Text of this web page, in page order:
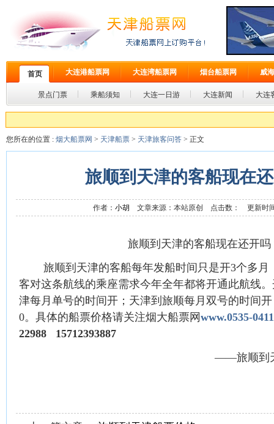
首页 大连港船票网 大连湾船票网 烟台船票网 威
景点门票 乘船须知 大连一日游 大连新闻 大连
您所在的位置 : 烟大船票网 > 天津船票 > 天津旅客问答 > 正文
旅顺到天津的客船现在
作者： 小胡 文章来源：本站原创 点击数： 更新时
旅顺到天津的客船现在还开吗
旅顺到天津的客船每年发船时间只是开3个多月
客对这条航线的乘座需求今年全年都将开通此航线
津每月单号的时间开；天津到旅顺每月双号的时间
0。具体的船票价格请关注烟大船票网 www.0535-
22988 15712393887
——旅顺到